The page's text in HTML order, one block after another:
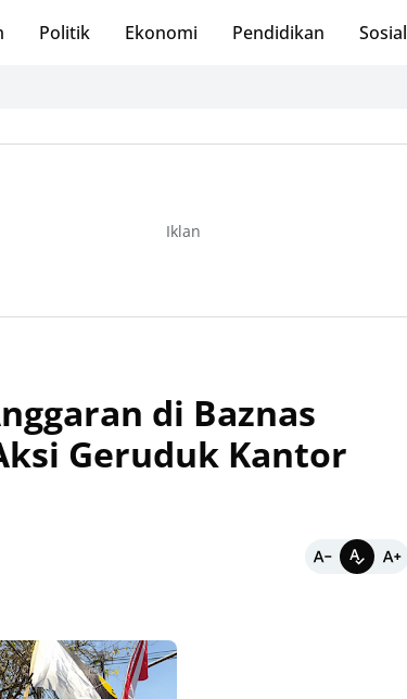
Politik Ekonomi Pendidikan Sosial
Iklan
di Baznas
Geruduk Kantor